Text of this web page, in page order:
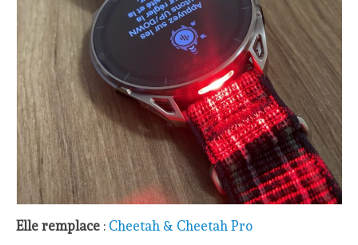
Elle remplace : Cheetah & Cheetah Pro